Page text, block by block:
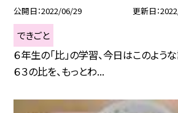
公開日 2022/06/29 更新日
できごと
６年生の「比」の学習、今日はこのような
６３の比を、もっとわ...